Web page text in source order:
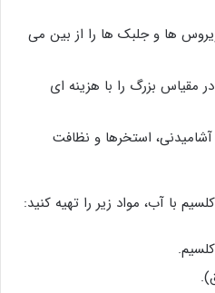
ها و جلبک ‌ها را از بین می
مقیاس بزرگ را با هزینه ‌ای
استخرها و نظافت
با آب، مواد زیر را تهیه کنید: